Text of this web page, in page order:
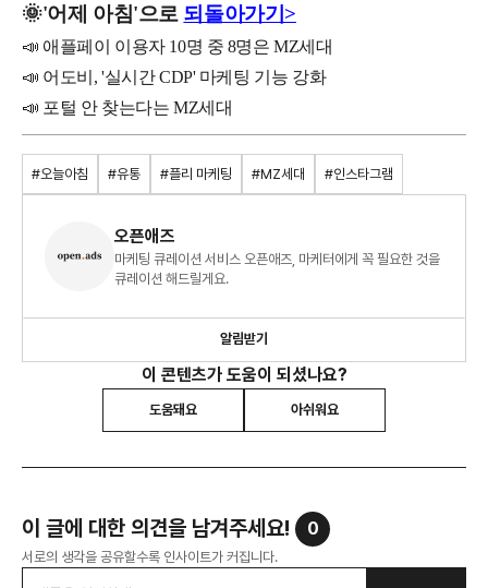
🌞'어제 아침'으로 되돌아가기>
📣 애플페이 이용자 10명 중 8명은 MZ세대
📣 어도비, '실시간 CDP' 마케팅 기능 강화
📣 포털 안 찾는다는 MZ세대
#오늘아침 #유통 #플리 마케팅 #MZ세대 #인스타그램
오픈애즈
마케팅 큐레이션 서비스 오픈애즈, 마케터에게 꼭 필요한 것을
큐레이션 해드릴게요.
알림받기
이 콘텐츠가 도움이 되셨나요?
도움돼요 아쉬워요
이 글에 대한 의견을 남겨주세요! 0
서로의 생각을 공유할수록 인사이트가 커집니다.